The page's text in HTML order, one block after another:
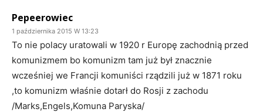
Pepeerowiec
1 października 2015 W 13:23
To nie polacy uratowali w 1920 r Europę zachodnią przed
komunizmem bo komunizm tam już był znacznie
wcześniej we Francji komuniści rządzili już w 1871 roku
,to komunizm właśnie dotarł do Rosji z zachodu
/Marks,Engels,Komuna Paryska/